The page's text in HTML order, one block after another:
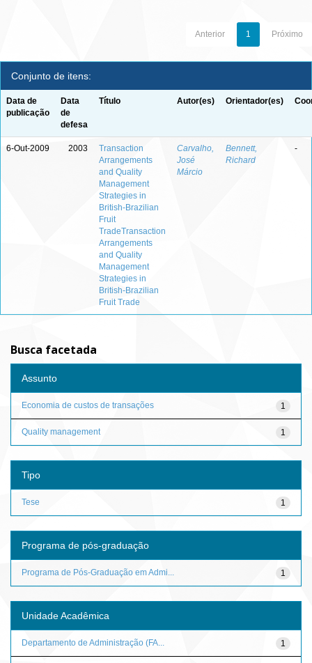
Anterior 1 Próximo
Conjunto de itens:
Data de
publicação
Data
de
defesa
Título Autor(es) Orientador(es)
6-Out-2009 2003
Transaction
Arrangements
and Quality
Management
Strategies in
British-Brazilian
Fruit
TradeTransaction
Arrangements
and Quality
Management
Strategies in
British-Brazilian
Fruit Trade
Carvalho,
José
Márcio
Bennett,
Richard
-
Busca facetada
Assunto
1
Economia de custos de transações
1
Quality management
Tipo
1
Tese
Programa de pós-graduação
1
Programa de Pós-Graduação em Admi...
Unidade Acadêmica
1
Departamento de Administração (FA...